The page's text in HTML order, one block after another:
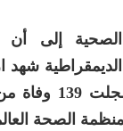
الصحية إلى
شهد
الصحة